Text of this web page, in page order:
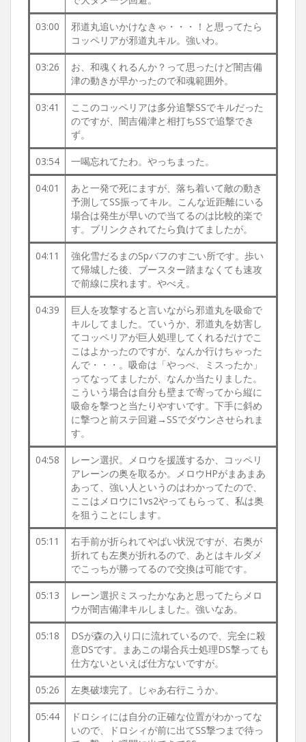
03:00
邪道丸追いかけなきゃ・・・！と思ってたら
コッペリアが邪道丸キル。強いわ。
03:26
お、和魂くれるんか？って思ったけど闇吉備
津の動きが早かったので和魂範囲外。
03:41
ここのコッペリアは多分追撃SSでキルだった
のですが、闇吉備津と相打ちSSで追撃でき
ず。
03:54 一喝忘れてたわ。やっちまった。
04:01
あと一発で死にますが、落ち着いて敵の動き
予測してSS振ってキル。こんな近距離にいる
場合は発生が早いので当てるのは比較的楽で
す。ブリンクされてたら負けてましたが。
04:11
強化雪だるまのSpバフのすごい所です。歩い
て帰城した後、ブースター踏まなくても速攻
で前線に戻れます。やべえ。
04:39
巨人を攻撃すると言いながら邪道丸を吸命で
キルしてました。ていうか、邪道丸を妨害し
てコッペリアが巨人処理してくれるだけでこ
こはよかったのですが、なんか行けちゃった
んで・・・。吸命は「やっべ、ミスったか」
ってなってましたが、なんか当たりました。
こういう場合は自分も壁まで寄ってから縦に
吸命を撃つと当たりやすいです。下手に斜め
に撃つと前ステ回避→SSでダウンさせられま
す。
04:58
レーン選択。メロウを援護するか、コッペリ
アレーンの奥を取るか。メロウHPがまあまあ
あって、強い人というのはわかってたので、
ここはメロウに1vs2やってもらって、私は奥
を狙うことにします。
05:11
右手前が折られてやばい状況ですが、右奥が
折れても左奥が折れるので、あとはキルダメ
でこっちが勝ってるので交換は可能です。
05:13
レーン選択ミスったかなあと思ってたらメロ
ウが闇吉備津キルしました。強いなあ。
05:18
DSが森の入り口に流れているので、完全に殺
意DSです。まあこの場合兵士処理DS撃っても
仕方ないといえば仕方ないですが。
05:26 左奥破壊完了。じゃあ右行こうか。
05:44
ドロシィには自分の正確な位置がわかってな
いので、ドロシィが前に出てSS撃つまで待っ